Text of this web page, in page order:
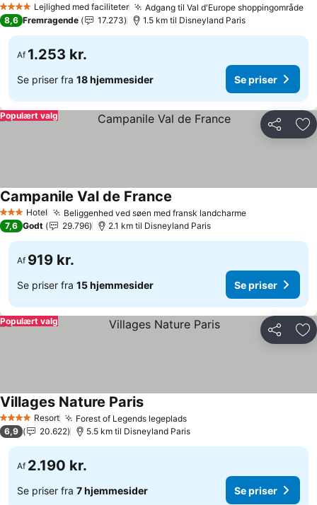
4 StjernerLejlighed med faciliteter Adgang til Val d'Europe shoppingområde
8,6 Fremragende 17.273 1.5 km til Disneyland Paris
Af 1.253 kr.
Se priser fra 18 hjemmesider Se priser
Del
Populært valg
3 StjernerHotel Beliggenhed ved søen med fransk landcharme
Campanile Val de France
7,6 Godt 29.796 2.1 km til Disneyland Paris
Af 919 kr.
Se priser fra 15 hjemmesider Se priser
Del
Populært valg
4 StjernerResort Forest of Legends legeplads
Villages Nature Paris
6,9 20.622 5.5 km til Disneyland Paris
Af 2.190 kr.
Se priser fra 7 hjemmesider Se priser